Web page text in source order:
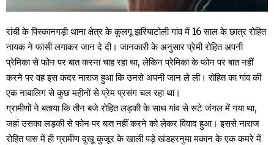
रांची के पिस्कानगड़ी थाना क्षेत्र के कुलगू झरियाटोली गांव में 16 साल के छात्र रोहित
नायक ने फांसी लगाकर जान दे दी। जानकारी के अनुसार प्रेमी रोहित अपनी
प्रेमिका से फोन पर बात करना चाह रहा था, लेकिन प्रेमिका के फोन पर बात नहीं
करने पर वह इस कदर नाराज हुआ कि उनसे अपनी जान ले ली। रोहित का गांव की
एक नाबालिग से कुछ महीनों से प्रेम प्रसंग चल रहा था।
ग्रामीणों ने बताया कि तीन बजे रोहित लड़की के साथ गांव से सटे जंगल में गया था,
जहां उसका लड़की से फोन पर बात नहीं करने को लेकर विवाद हुआ। इससे नाराज
रोहित पास में ही ग्रामीण दुखू कुजूर के खाली पड़े खंडहरनुमा मकान के एक कमरे में